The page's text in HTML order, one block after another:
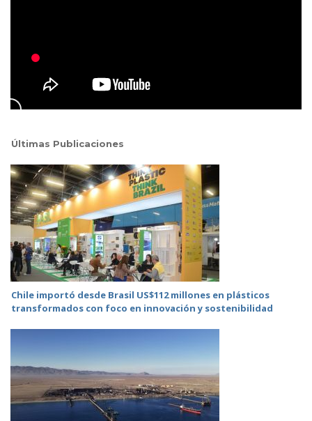
Últimas Publicaciones
Chile importó desde Brasil US$112 millones en plásticos
transformados con foco en innovación y sostenibilidad